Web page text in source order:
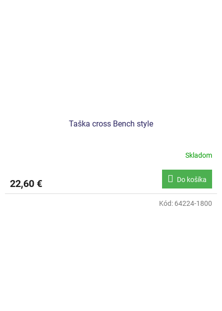
Taška cross Bench style
Skladom
22,60 € Do košíka
Kód: 64224-1800